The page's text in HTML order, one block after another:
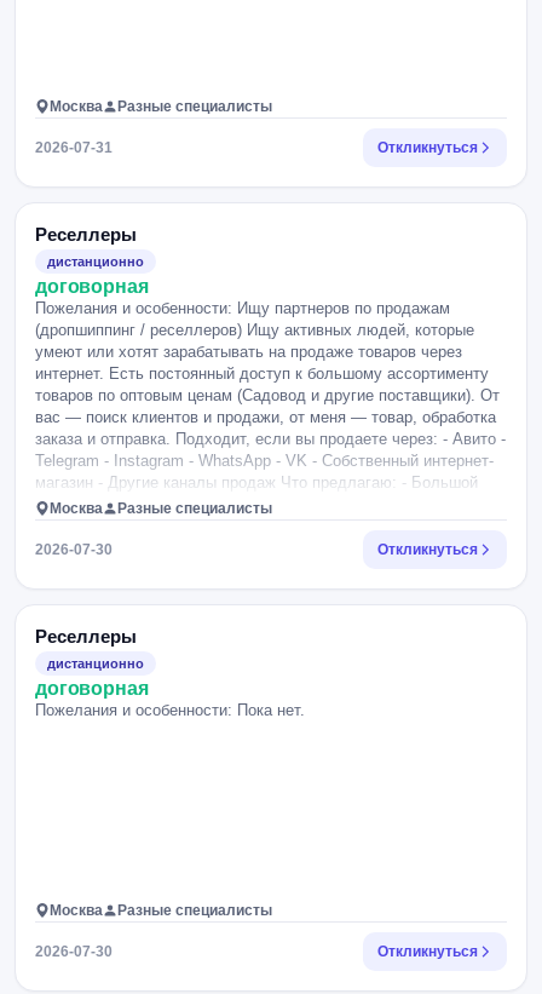
Москва Разные специалисты
2026-07-31 Откликнуться
Реселлеры
дистанционно
договорная
Пожелания и особенности: Ищу партнеров по продажам
(дропшиппинг / реселлеров) Ищу активных людей, которые
умеют или хотят зарабатывать на продаже товаров через
интернет. Есть постоянный доступ к большому ассортименту
товаров по оптовым ценам (Садовод и другие поставщики). От
вас — поиск клиентов и продажи, от меня — товар, обработка
заказа и отправка. Подходит, если вы продаете через: - Авито -
Telegram - Instagram - WhatsApp - VK - Собственный интернет-
магазин - Другие каналы продаж Что предлагаю: - Большой
ассортимент товаров. - Оптовые цены. - Работа по модели
дропшиппинга (без закупки товара). - Хорошая наценка — вы
сами устанавливаете цену продажи и зарабатываете на
Ответственный подход. - Желание продавать и зарабатывать. -
аудитория, объявления или каналы продаж — это будет
преимуществом. Пишите, расскажу условия сотрудничества и
Москва Разные специалисты
2026-07-30 Откликнуться
Реселлеры
дистанционно
договорная
Пожелания и особенности: Пока нет.
Москва Разные специалисты
2026-07-30 Откликнуться